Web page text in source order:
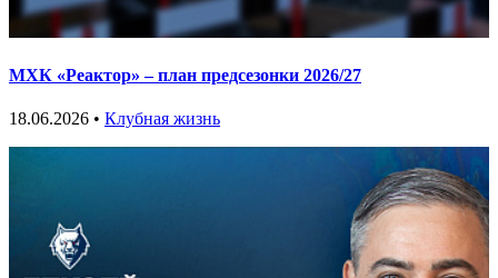
МХК «Реактор» – план предсезонки 2026/27
18.06.2026 • Клубная жизнь